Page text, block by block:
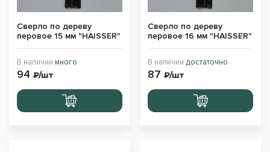
Сверло по дереву
перовое 15 мм "HAISSER"
В наличии много
94 ₽/шт
Перейти
в корзину
Сверло по дереву
перовое 16 мм "HAISSER"
В наличии достаточно
87 ₽/шт
Перейти
в корзину